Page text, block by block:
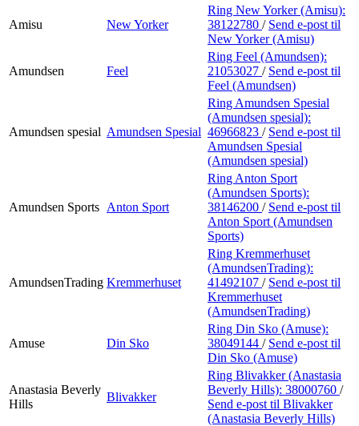
Amisu New Yorker
Ring New Yorker (Amisu):
38122780 / Send e-post til
New Yorker (Amisu)
Amundsen Feel
Ring Feel (Amundsen):
21053027 / Send e-post til
Feel (Amundsen)
Amundsen spesial Amundsen Spesial
Ring Amundsen Spesial
(Amundsen spesial):
46966823 / Send e-post til
Amundsen Spesial
(Amundsen spesial)
Amundsen Sports Anton Sport
Ring Anton Sport
(Amundsen Sports):
38146200 / Send e-post til
Anton Sport (Amundsen
Sports)
AmundsenTrading Kremmerhuset
Ring Kremmerhuset
(AmundsenTrading):
41492107 / Send e-post til
Kremmerhuset
(AmundsenTrading)
Amuse Din Sko
Ring Din Sko (Amuse):
38049144 / Send e-post til
Din Sko (Amuse)
Anastasia Beverly
Hills
Blivakker
Ring Blivakker (Anastasia
Beverly Hills): 38000760 /
Send e-post til Blivakker
(Anastasia Beverly Hills)